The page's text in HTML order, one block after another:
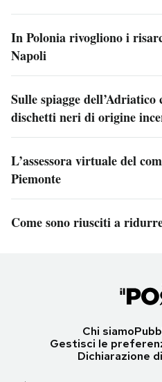
In Polonia rivogliono i
Napoli
Sulle spiagge
dischetti neri di origine
L’assessora virtuale del
Piemonte
Come sono riusciti a
Chi siamo
Gestisci le
Dichiarazione